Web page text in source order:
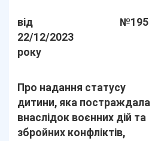
від
22/12/2023
року
№195
Про надання статусу
дитини, яка постраждала
внаслідок воєнних дій та
збройних конфліктів,